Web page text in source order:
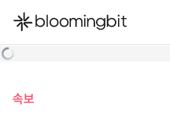
한국어
속보